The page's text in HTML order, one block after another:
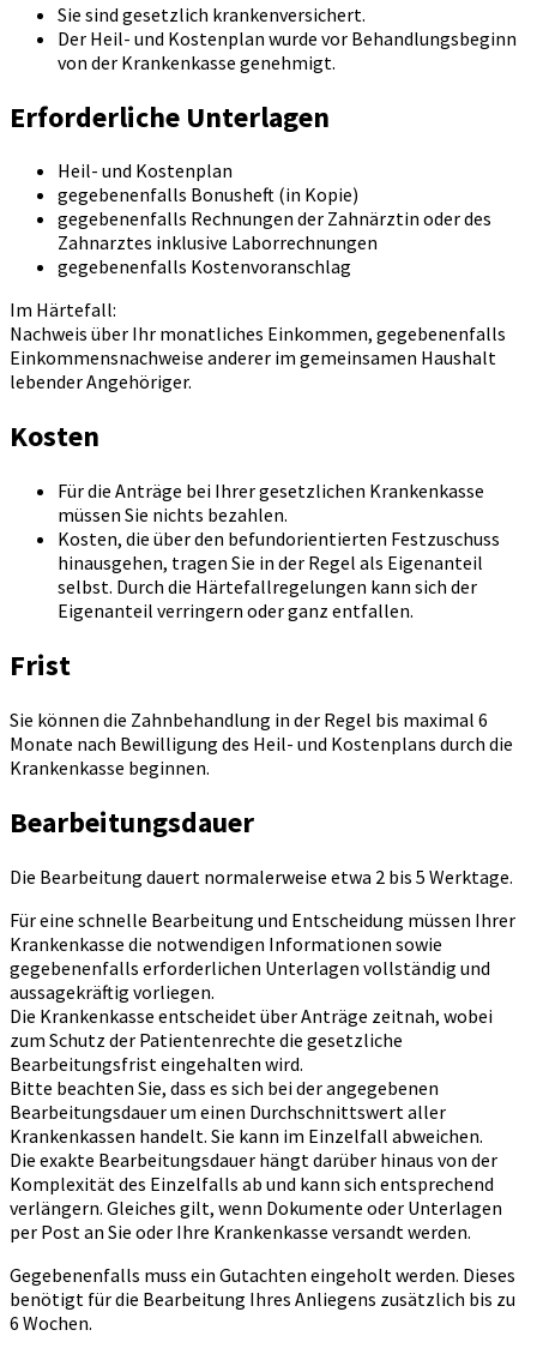
Sie sind gesetzlich krankenversichert.
Der Heil- und Kostenplan wurde vor Behandlungsbeginn
von der Krankenkasse genehmigt.
Erforderliche Unterlagen
Heil- und Kostenplan
gegebenenfalls Bonusheft (in Kopie)
gegebenenfalls Rechnungen der Zahnärztin oder des
Zahnarztes inklusive Laborrechnungen
gegebenenfalls Kostenvoranschlag
Im Härtefall:
Nachweis über Ihr monatliches Einkommen, gegebenenfalls
Einkommensnachweise anderer im gemeinsamen Haushalt
lebender Angehöriger.
Kosten
Für die Anträge bei Ihrer gesetzlichen Krankenkasse
müssen Sie nichts bezahlen.
Kosten, die über den befundorientierten Festzuschuss
hinausgehen, tragen Sie in der Regel als Eigenanteil
selbst. Durch die Härtefallregelungen kann sich der
Eigenanteil verringern oder ganz entfallen.
Frist
Sie können die Zahnbehandlung in der Regel bis maximal 6
Monate nach Bewilligung des Heil- und Kostenplans durch die
Krankenkasse beginnen.
Bearbeitungsdauer
Die Bearbeitung dauert normalerweise etwa 2 bis 5 Werktage.
Für eine schnelle Bearbeitung und Entscheidung müssen Ihrer
Krankenkasse die notwendigen Informationen sowie
gegebenenfalls erforderlichen Unterlagen vollständig und
aussagekräftig vorliegen.
Die Krankenkasse entscheidet über Anträge zeitnah, wobei
zum Schutz der Patientenrechte die gesetzliche
Bearbeitungsfrist eingehalten wird.
Bitte beachten Sie, dass es sich bei der angegebenen
Bearbeitungsdauer um einen Durchschnittswert aller
Krankenkassen handelt. Sie kann im Einzelfall abweichen.
Die exakte Bearbeitungsdauer hängt darüber hinaus von der
Komplexität des Einzelfalls ab und kann sich entsprechend
verlängern. Gleiches gilt, wenn Dokumente oder Unterlagen
per Post an Sie oder Ihre Krankenkasse versandt werden.
Gegebenenfalls muss ein Gutachten eingeholt werden. Dieses
benötigt für die Bearbeitung Ihres Anliegens zusätzlich bis zu
6 Wochen.